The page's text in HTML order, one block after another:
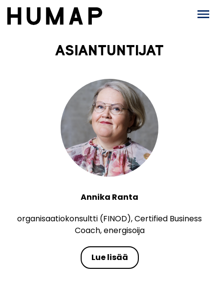
ASIANTUNTIJAT
Annika Ranta
organisaatiokonsultti (FINOD), Certified Business
Coach, energisoija
Lue lisää